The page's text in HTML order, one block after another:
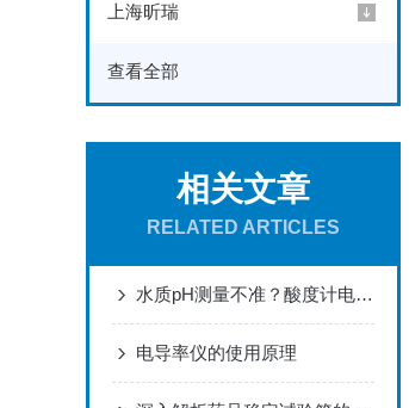
上海昕瑞
查看全部
相关文章
RELATED ARTICLES
水质pH测量不准？酸度计电极保养与故障排查指南
电导率仪的使用原理